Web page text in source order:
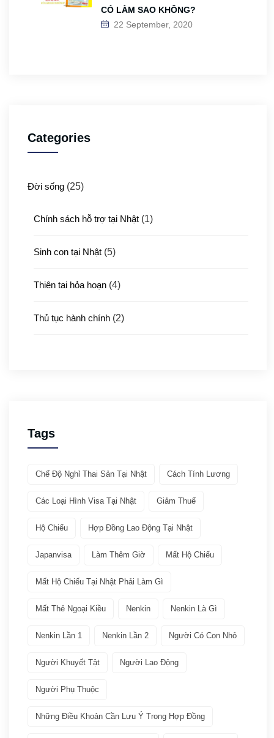
CÓ LÀM SAO KHÔNG?
22 September, 2020
Categories
Đời sống (25)
Chính sách hỗ trợ tại Nhật (1)
Sinh con tại Nhật (5)
Thiên tai hỏa hoạn (4)
Thủ tục hành chính (2)
Văn hóa & Du lịch
Việc làm
Bảo hiểm(2)
Các ngành nghề quay lại Tokutei Gino(1)
Nenkin (3)
Tags
Chế Độ Nghỉ Thai Sản Tại Nhật Cách Tính Lương
Các Loại Hình Visa Tại Nhật Giảm Thuế
Hộ Chiếu Hợp Đồng Lao Động Tại Nhật
Japanvisa Làm Thêm Giờ Mất Hộ Chiếu
Mất Hộ Chiếu Tại Nhật Phải Làm Gì
Mất Thẻ Ngoại Kiều Nenkin Nenkin Là Gì
Nenkin Lần 1 Nenkin Lần 2 Người Có Con Nhỏ
Người Khuyết Tật Người Lao Động
Người Phụ Thuộc
Những Điều Khoản Cần Lưu Ý Trong Hợp Đồng